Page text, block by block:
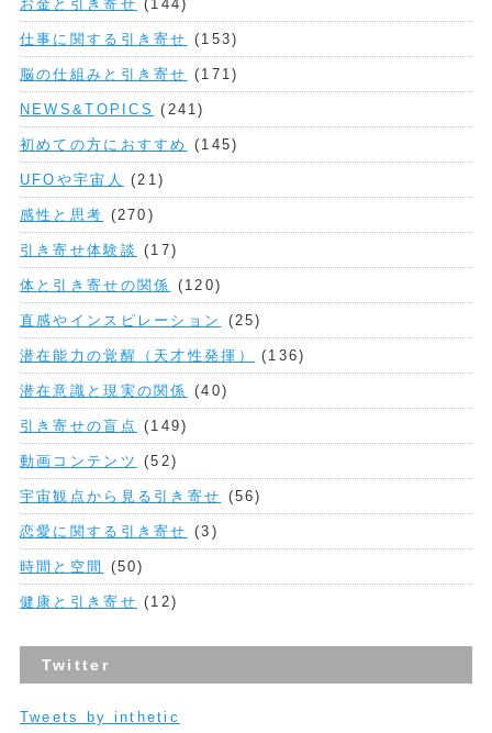
お金と引き寄せ (144)
仕事に関する引き寄せ (153)
脳の仕組みと引き寄せ (171)
NEWS&TOPICS (241)
初めての方におすすめ (145)
UFOや宇宙人 (21)
感性と思考 (270)
引き寄せ体験談 (17)
体と引き寄せの関係 (120)
直感やインスピレーション (25)
潜在能力の覚醒（天才性発揮） (136)
潜在意識と現実の関係 (40)
引き寄せの盲点 (149)
動画コンテンツ (52)
宇宙観点から見る引き寄せ (56)
恋愛に関する引き寄せ (3)
時間と空間 (50)
健康と引き寄せ (12)
Twitter
Tweets by inthetic